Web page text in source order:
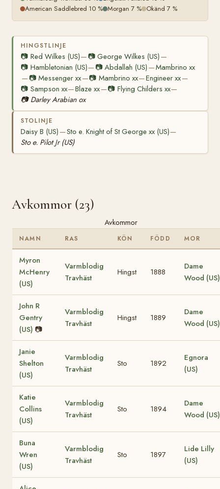
American Saddlebred 10 % Morgan 7 % Okänd 7 %
HINGSTLINJE
📷 Red Wilkes (US)— 📷George Wilkes (US) —
📷 Hambletonian (US)— 📷Abdallah (US) —Mambrino xx
— 📷Messenger xx—📷 Mambrino xx—Engineer xx—
📷 Sampson xx—Blaze xx—📷 Flying Childers xx—
📷 Darley Arabian ox
STOLINJE
Daisy B (US) —Sto e. Knight of St George xx (US)—
Sto e. Pilot Jr (US)
Avkommor (23)
Avkommor
NAMN RAS KÖN FÖDD MOR
Myron
McHenry
(US)
Varmblodig
Travhäst
Hingst 1888
Dame
Wood (US)
John R
Gentry
(US) 📷
Varmblodig
Travhäst
Hingst 1889
Dame
Wood (US)
Janie
Shelton
(US)
Varmblodig
Travhäst
Sto 1892
Egnora
(US)
Katie
Collins
(US)
Varmblodig
Travhäst
Sto 1894
Dame
Wood (US)
Buna
Wren
(US)
Varmblodig
Travhäst
Sto 1897
Lide Lilly
(US)